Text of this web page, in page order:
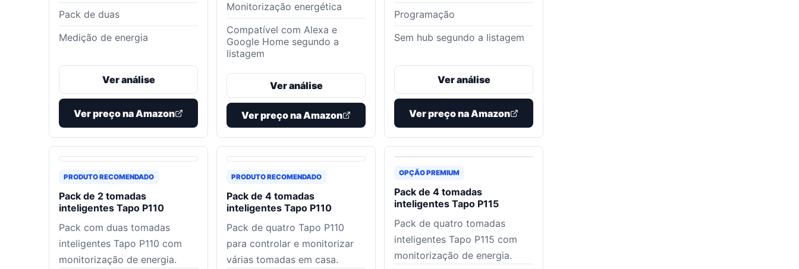
Pack de duas
Medição de energia
Ver análise
Ver preço na Amazon
Monitorização energética
Compatível com Alexa e
Google Home segundo a
listagem
Ver análise
Ver preço na Amazon
Programação
Sem hub segundo a listagem
Ver análise
Ver preço na Amazon
PRODUTO RECOMENDADO
Pack de 2 tomadas
inteligentes Tapo P110
Pack com duas tomadas
inteligentes Tapo P110 com
monitorização de energia.
PRODUTO RECOMENDADO
Pack de 4 tomadas
inteligentes Tapo P110
Pack de quatro Tapo P110
para controlar e monitorizar
várias tomadas em casa.
OPÇÃO PREMIUM
Pack de 4 tomadas
inteligentes Tapo P115
Pack de quatro tomadas
inteligentes Tapo P115 com
monitorização de energia.